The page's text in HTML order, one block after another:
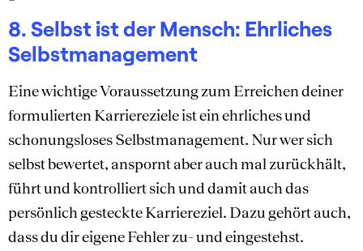
8. Selbst ist der Mensch: Ehrliches
Selbstmanagement
Eine wichtige Voraussetzung zum Erreichen deiner
formulierten Karriereziele ist ein ehrliches und
schonungsloses Selbstmanagement. Nur wer sich
selbst bewertet, anspornt aber auch mal zurückhält,
führt und kontrolliert sich und damit auch das
persönlich gesteckte Karriereziel. Dazu gehört auch,
dass du dir eigene Fehler zu- und eingestehst.